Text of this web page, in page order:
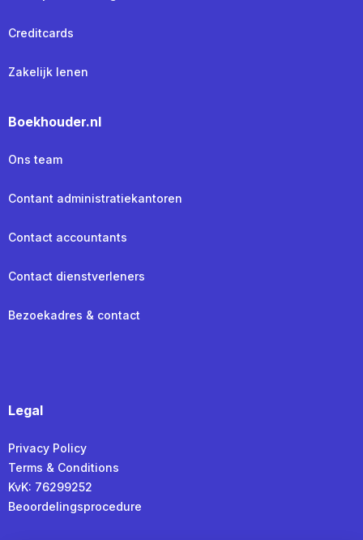
Creditcards
Zakelijk lenen
Boekhouder.nl
Ons team
Contant administratiekantoren
Contact accountants
Contact dienstverleners
Bezoekadres & contact
Legal
Privacy Policy
Terms & Conditions
KvK: 76299252
Beoordelingsprocedure